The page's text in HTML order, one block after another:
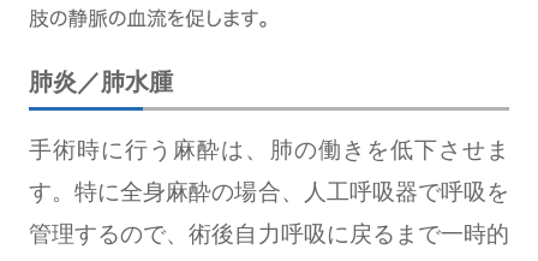
肺炎／肺水腫
手術時に行う麻酔は、肺の働きを低下させま
す。特に全身麻酔の場合、人工呼吸器で呼吸を
管理するので、術後自力呼吸に戻るまで一時的